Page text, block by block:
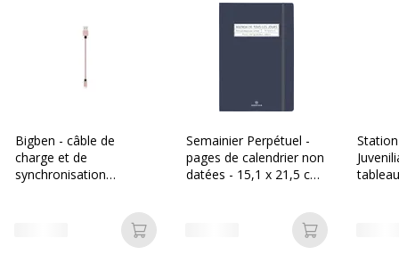
Bigben - câble de
charge et de
synchronisation
Ajouter au panier
Semainier Perpétuel -
pages de calendrier non
datées - 15,1 x 21,5 cm
Ajouter au